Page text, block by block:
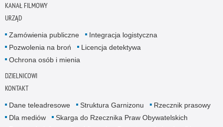
KANAŁ FILMOWY
URZĄD
Zamówienia publiczne
Integracja logistyczna
Pozwolenia na broń
Licencja detektywa
Ochrona osób i mienia
DZIELNICOWI
KONTAKT
Dane teleadresowe Struktura Garnizonu
Rzecznik prasowy
Dla mediów
Skarga do Rzecznika Praw Obywatelskich